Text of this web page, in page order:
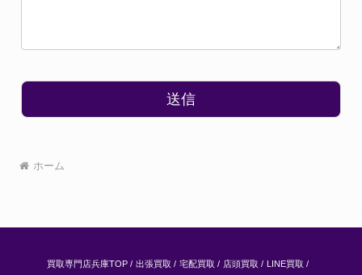
ホーム
買取専門店兵庫TOP 出張買取 宅配買取 店頭買取 LINE買取